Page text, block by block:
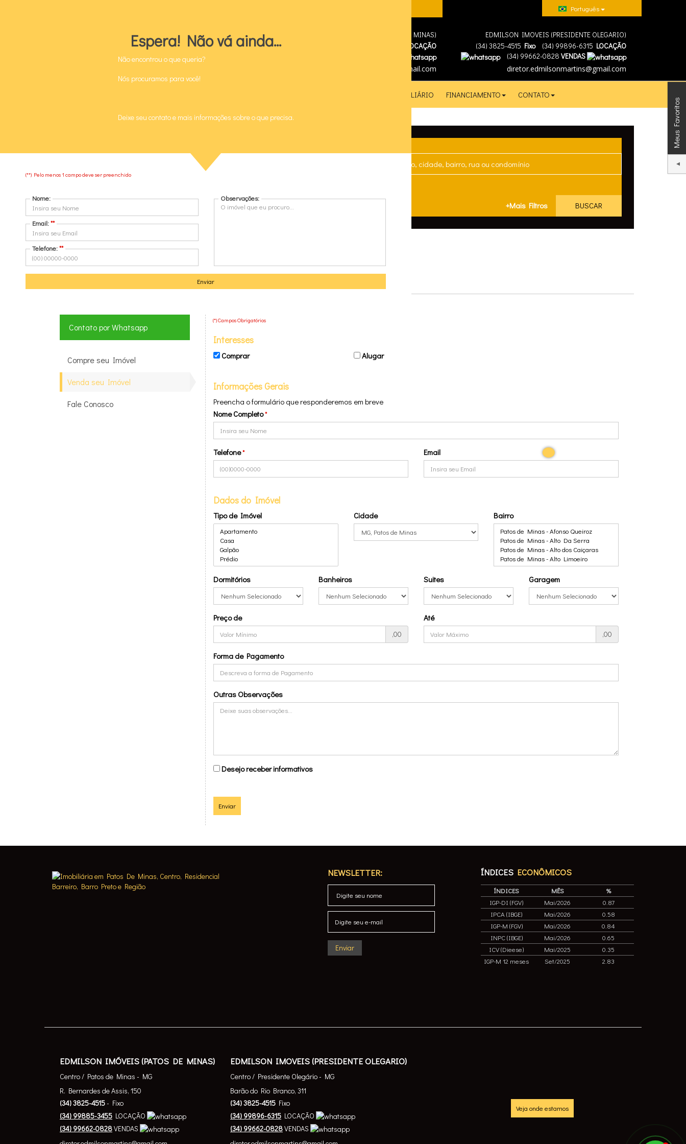
Português
EDMILSON IMÓVEIS (PATOS DE MINAS)
(
LOCAÇÃO
diretor.edmilsonmartins@gmail.com
EDMILSON IMOVEIS (PRESIDENTE OLEGARIO)
(34) 3825-4515 Fixo (34) 99896-6315 LOCAÇÃO
(34) 99662-0828 VENDAS
diretor.edmilsonmartins@gmail.com
DICIONÁRIO IMOBILIÁRIO FINANCIAMENTO CONTATO
+Mais Filtros BUSCAR
VENDA SEU IMÓVEL
Contato por Whatsapp
Compre seu Imóvel
Venda seu Imóvel
Fale Conosco
(*) Campos Obrigatórios
Interesses
Comprar Alugar
Informações Gerais
Preencha o formulário que responderemos em breve
Nome Completo*
Telefone* Email
Dados do Imóvel
Tipo de Imóvel Cidade Bairro
Dormitórios Banheiros Suites Garagem
Preço de
,00
Até
,00
Forma de Pagamento
Outras Observações
Desejo receber informativos
Enviar
NEWSLETTER: ÍNDICES ECONÔMICOS
ÍNDICES MÊS
%
IGP-DI (FGV)
Mai/2026
0.87
IPCA (IBGE)
Mai/2026
0.58
IGP-M (FGV)
Mai/2026
0.84
INPC (IBGE)
Mai/2026
0.65
ICV (Dieese)
Mai/2025
0.35
IGP-M 12 meses
Set/2025 2.83
EDMILSON IMÓVEIS (PATOS DE MINAS)
Centro / Patos de Minas - MG
R. Bernardes de Assis, 150
(34)3825-4515- Fixo
(34) 99885-3455 LOCAÇÃO
(34) 99662-0828VENDAS
EDMILSON IMOVEIS (PRESIDENTE OLEGARIO)
Centro / Presidente Olegário - MG
Barão do Rio Branco, 311
(34)3825-4515 Fixo
(34) 99896-6315 LOCAÇÃO
(34) 99662-0828VENDAS
Veja onde estamos
Meus Favoritos
Espera! Não vá ainda...
Não encontrou o que queria?
Nós procuramos para você!
Deixe seu contato e mais informações sobre o que precisa.
(**) Pelo menos 1 campo deve ser preenchido
Nome:
Email:**
Telefone:**
Observações:
Enviar